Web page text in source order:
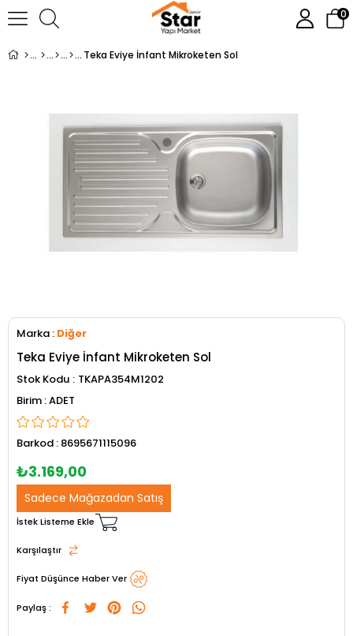
0
Teka Eviye İnfant Mikroketen Sol
Marka : Diğer
Teka Eviye İnfant Mikroketen Sol
Stok Kodu
TKAPA354M1202
ADET
Barkod : 8695671115096
₺3.169,00
Sadece Mağazadan Satış
İstek Listeme Ekle
Karşılaştır
Fiyat Düşünce Haber Ver
Paylaş :